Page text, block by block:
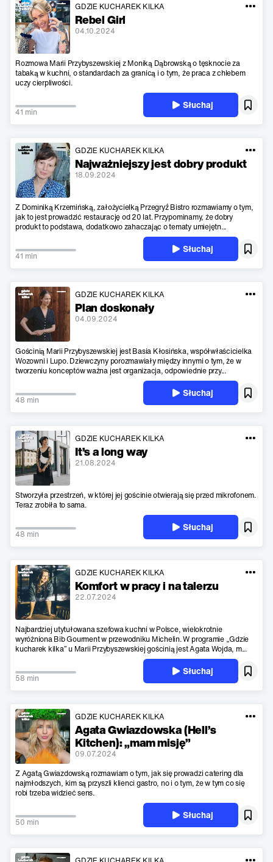
GDZIE KUCHAREK KILKA
Rebel Girl
04.10.2024
Rozmowa Marii Przybyszewskiej z Moniką Dąbrowską o tęsknocie za
tabaką w kuchni, o standardach za granicą i o tym, że praca z chlebem
uczy cierpliwości.
41 min
Słuchaj
GDZIE KUCHAREK KILKA
Najważniejszy jest dobry produkt
18.09.2024
Z Dominiką Krzemińską, założycielką Przegryź Bistro rozmawiamy o tym,
jak to jest prowadzić restaurację od 20 lat. Przypominamy, że dobry
produkt to podstawa, dodatkowo zahaczając o tematy umiejętn...
41 min
Słuchaj
GDZIE KUCHAREK KILKA
Plan doskonały
04.09.2024
Gościnią Marii Przybyszewskiej jest Basia Kłosińska, współwłaścicielka
Wozowni i Lupo. Dziewczyny porozmawiały między innymi o tym, że w
tworzeniu konceptów ważna jest organizacja, odpowiednie przy...
48 min
Słuchaj
GDZIE KUCHAREK KILKA
It’s a long way
21.08.2024
Stworzyła przestrzeń, w której jej gościnie otwierają się przed mikrofonem.
Teraz zrobiła to sama.
48 min
Słuchaj
GDZIE KUCHAREK KILKA
Komfort w pracy i na talerzu
22.07.2024
Najbardziej utytułowana szefowa kuchni w Polsce, wielokrotnie
wyróżniona Bib Gourment w przewodniku Michelin. W programie „Gdzie
kucharek kilka” u Marii Przybyszewskiej gościnią jest Agata Wojda, m...
58 min
Słuchaj
GDZIE KUCHAREK KILKA
Agata Gwiazdowska (Hell’s
Kitchen): „mam misję”
09.07.2024
Z Agatą Gwiazdowską rozmawiam o tym, jak się prowadzi catering dla
najmłodszych, kim są przyszli klienci gastro, no i o tym, że w tym co się
robi trzeba widzieć sens.
50 min
Słuchaj